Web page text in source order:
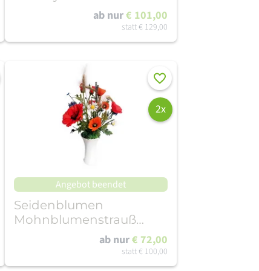
ab nur€ 101,00
statt€ 129,00
Merken
2x
Angebot beendet
Seidenblumen
Mohnblumenstrauß
ab nur€ 72,00
statt€ 100,00